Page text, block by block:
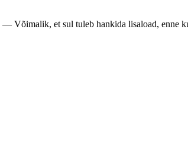
— Võimalik, et sul tuleb hankida lisaload, enne